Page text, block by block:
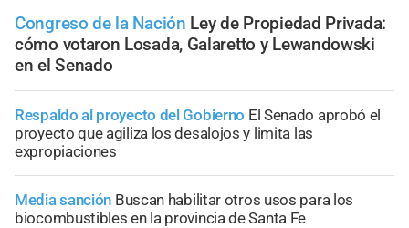
Congreso de la Nación Ley de Propiedad Privada:
cómo votaron Losada, Galaretto y Lewandowski
en el Senado
Respaldo al proyecto del Gobierno El Senado aprobó el
proyecto que agiliza los desalojos y limita las
expropiaciones
Media sanción Buscan habilitar otros usos para los
biocombustibles en la provincia de Santa Fe